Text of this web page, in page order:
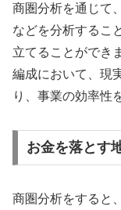
商圏分析を通じて
などを分析するこ
立てることができ
編成において、現
り、事業の効率性
お金を落とす
商圏分析をすると